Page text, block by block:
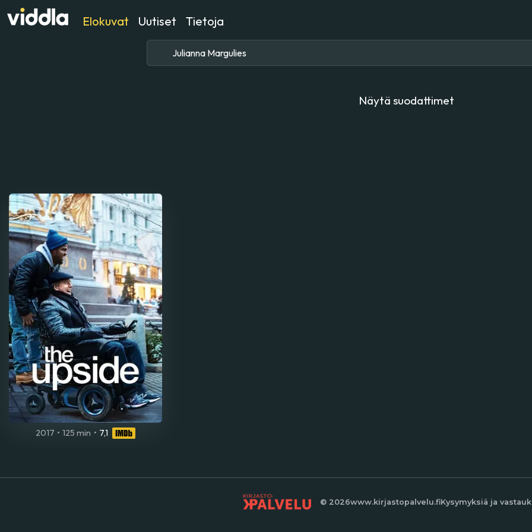
Elokuvat Uutiset Tietoja
Näytä suodattimet
2017 • 125 min • 7,1
© 2026www.kirjastopalvelu.fiKysymyksiä ja